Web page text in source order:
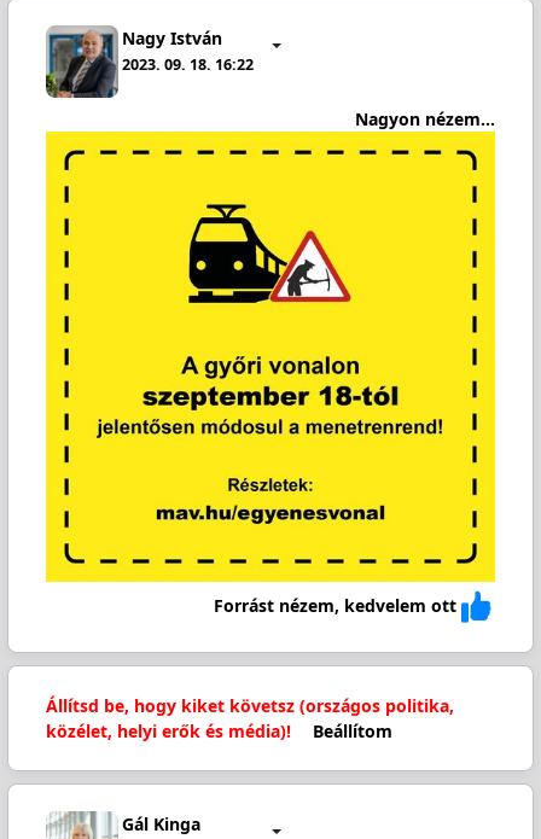
Nagy István
2023. 09. 18. 16:22
Nagyon nézem...
Forrást nézem, kedvelem ott
Állítsd be, hogy kiket követsz (országos politika,
közélet, helyi erők és média)!
Beállítom
Gál Kinga